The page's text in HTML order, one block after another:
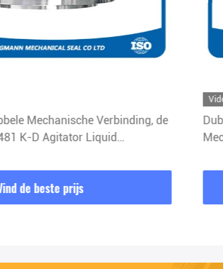
Mechanische Verbinding, de
K-D Agitator Liquid
de beste prijs